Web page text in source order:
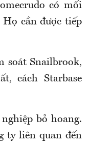
có mối
cần được tiếp
soát Snailbrook,
cách Starbase
bỏ hoang.
ty liên quan đến